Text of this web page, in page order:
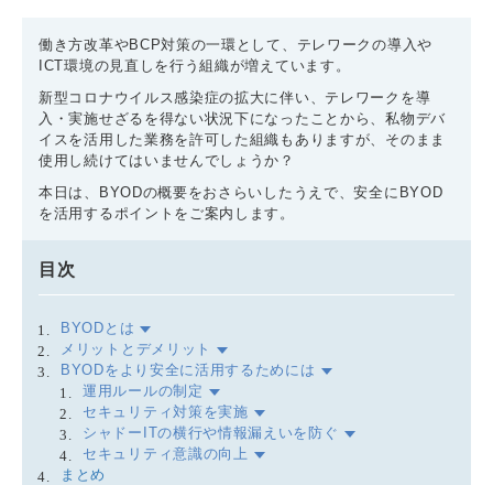
働き方改革やBCP対策の一環として、テレワークの導入や
ICT環境の見直しを行う組織が増えています。
新型コロナウイルス感染症の拡大に伴い、テレワークを導
入・実施せざるを得ない状況下になったことから、私物デバ
イスを活用した業務を許可した組織もありますが、そのまま
使用し続けてはいませんでしょうか？
本日は、BYODの概要をおさらいしたうえで、安全にBYOD
を活用するポイントをご案内します。
目次
BYODとは
メリットとデメリット
BYODをより安全に活用するためには
運用ルールの制定
セキュリティ対策を実施
シャドーITの横行や情報漏えいを防ぐ
セキュリティ意識の向上
まとめ